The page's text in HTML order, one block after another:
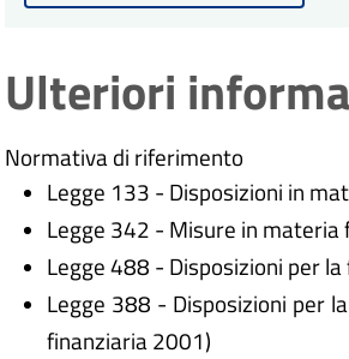
Ulteriori
Normativa di riferimento
Legge 133 - Disposizioni in
Legge 342 - Misure in materia
Legge 488 - Disposizioni per
Legge 388 - Disposizioni per
finanziaria 2001)